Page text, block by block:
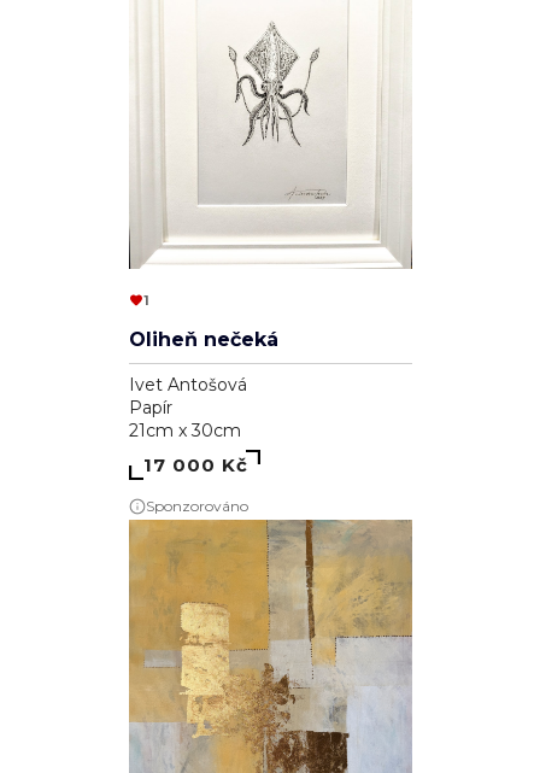
1
Oliheň nečeká
Ivet Antošová
Papír
21cm x 30cm
17 000 Kč
Sponzorováno